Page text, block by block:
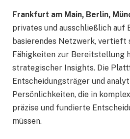
Frankfurt am Main, Berlin,
privates und ausschließlich auf
basierendes Netzwerk,
Fähigkeiten zur Bereitstellung
strategischer Insights. Die
Entscheidungsträger und
Persönlichkeiten, die in
präzise und fundierte
müssen.